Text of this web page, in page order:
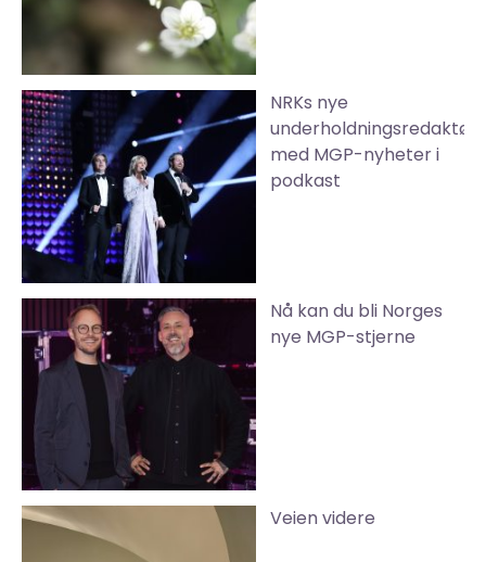
NRKs nye
underholdningsredaktør
med MGP-nyheter i
podkast
Nå kan du bli Norges
nye MGP-stjerne
Veien videre